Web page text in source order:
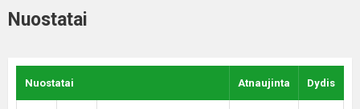
Nuostatai
Nuostatai Atnaujinta Dydis